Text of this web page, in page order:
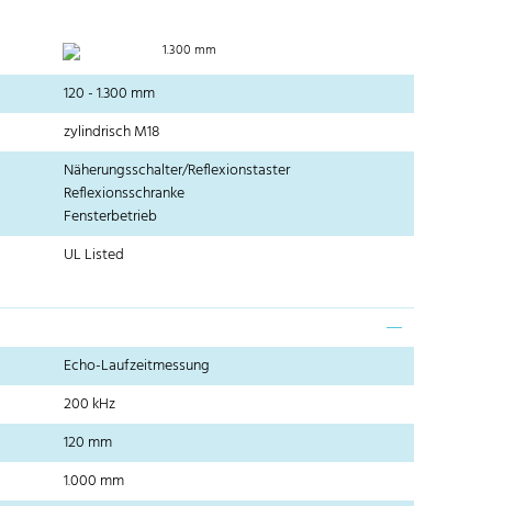
1.300 mm
120 - 1.300 mm
zylindrisch M18
Näherungsschalter/Reflexionstaster
Reflexionsschranke
Fensterbetrieb
UL Listed
Echo-Laufzeitmessung
200 kHz
120 mm
1.000 mm